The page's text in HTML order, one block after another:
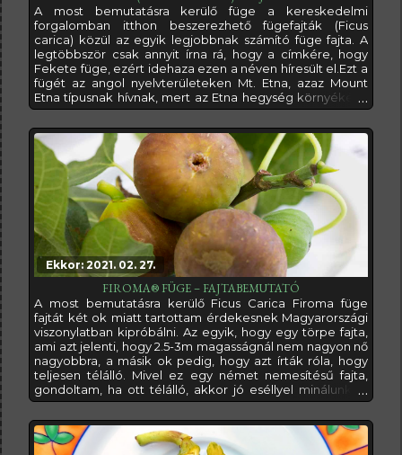
A most bemutatásra kerülő füge a kereskedelmi
forgalomban itthon beszerezhető fügefajták (Ficus
carica) közül az egyik legjobbnak számító füge fajta. A
legtöbbször csak annyit írna rá, hogy a címkére, hogy
Fekete füge, ezért idehaza ezen a néven híresült el.Ezt a
fügét az angol nyelvterületeken Mt. Etna, azaz Mount
Etna típusnak hívnak, mert az Etna hegység környékéről
származtatható. Azért mondom, hogy Mt. Etna típus, ez
nem egy bizonyos fajtára, hanem egy egész fajtakörre
utaló összefoglaló név, amely alá több egymáshoz
rendkívül hasonló, vagy
Ekkor: 2021. 02. 27.
FIROMA® FÜGE – FAJTABEMUTATÓ
A most bemutatásra kerülő Ficus Carica Firoma füge
fajtát két ok miatt tartottam érdekesnek Magyarországi
viszonylatban kipróbálni. Az egyik, hogy egy törpe fajta,
ami azt jelenti, hogy 2.5-3m magasságnál nem nagyon nő
nagyobbra, a másik ok pedig, hogy azt írták róla, hogy
teljesen télálló. Mivel ez egy német nemesítésű fajta,
gondoltam, ha ott télálló, akkor jó eséllyel minálunk is.
Azonban, mivel ez egy védjegyzett fajta, a beszerzése
nem egyszerű. Sokáig csak olvasgattam róla, és
vágyakoztam utána, mígnem egyszer csak
megpillantottam az áhított